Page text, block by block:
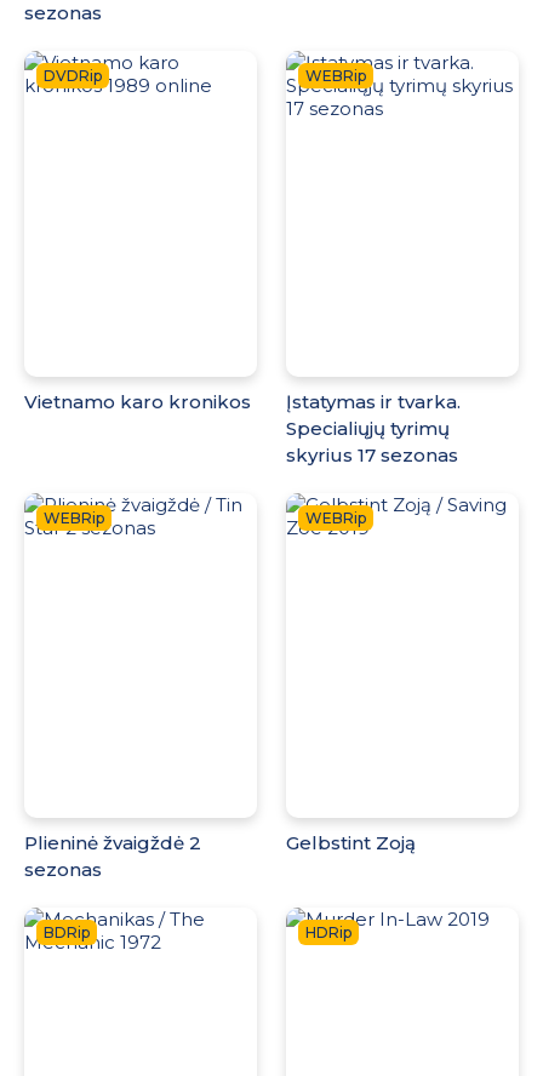
sezonas
DVDRip
Vietnamo karo kronikos
WEBRip
Įstatymas ir tvarka.
Specialiųjų tyrimų
skyrius 17 sezonas
WEBRip
Plieninė žvaigždė 2
sezonas
WEBRip
Gelbstint Zoją
BDRip HDRip